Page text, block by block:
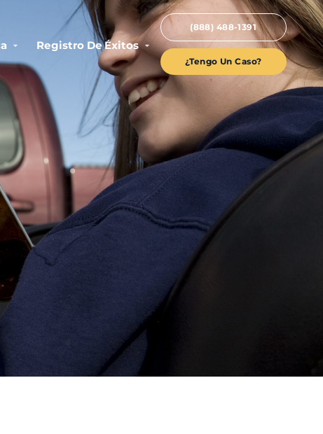
Registro De Éxitos
(888) 488-1391
¿Tengo Un Caso?